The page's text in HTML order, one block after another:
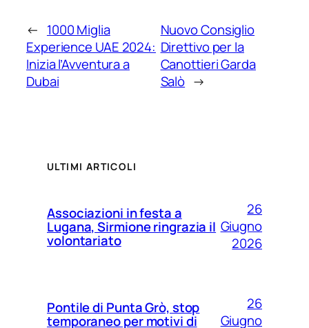
← 1000 Miglia
Experience UAE 2024:
Inizia l’Avventura a
Dubai
Nuovo Consiglio
Direttivo per la
Canottieri Garda
Salò →
ULTIMI ARTICOLI
Associazioni in festa a
Lugana, Sirmione ringrazia il
volontariato
26
Giugno
2026
Pontile di Punta Grò, stop
temporaneo per motivi di
26
Giugno